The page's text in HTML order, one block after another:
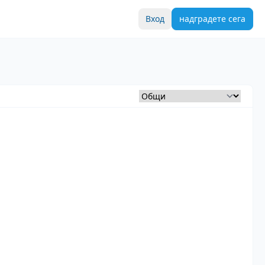
Вход надградете сега